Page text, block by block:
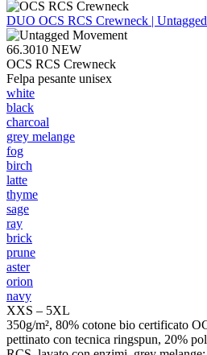
DUO OCS RCS Crewneck |
66.3010 NEW
OCS RCS Crewneck
Felpa pesante unisex
white
black
charcoal
grey melange
fog
birch
latte
thyme
sage
ray
brick
prune
aster
orion
navy
XXS – 5XL
350g/m², 80% cotone bio certificato
pettinato con tecnica ringspun, 20%